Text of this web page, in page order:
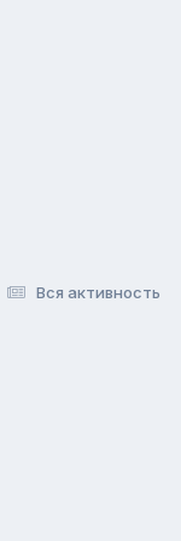
Вся активность